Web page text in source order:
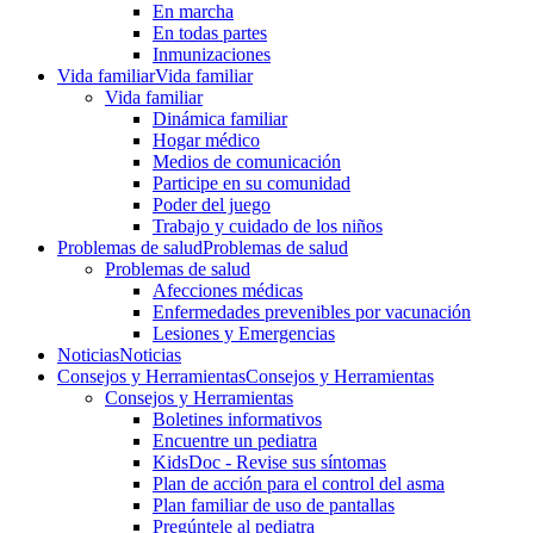
En marcha
En todas partes
Inmunizaciones
Vida familiarVida familiar
Vida familiar
Dinámica familiar
Hogar médico
Medios de comunicación
Participe en su comunidad
Poder del juego
Trabajo y cuidado de los niños
Problemas de saludProblemas de salud
Problemas de salud
Afecciones médicas
Enfermedades prevenibles por vacunación
Lesiones y Emergencias
NoticiasNoticias
Consejos y HerramientasConsejos y Herramientas
Consejos y Herramientas
Boletines informativos
Encuentre un pediatra
KidsDoc - Revise sus síntomas
Plan de acción para el control del asma
Plan familiar de uso de pantallas
Pregúntele al pediatra